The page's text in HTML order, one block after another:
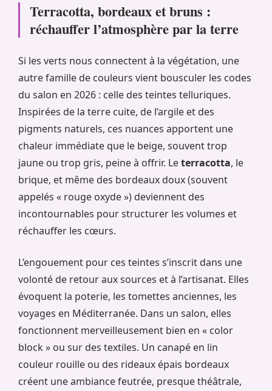
Terracotta, bordeaux et bruns :
réchauffer l’atmosphère par la terre
Si les verts nous connectent à la végétation, une
autre famille de couleurs vient bousculer les codes
du salon en 2026 : celle des teintes telluriques.
Inspirées de la terre cuite, de l’argile et des
pigments naturels, ces nuances apportent une
chaleur immédiate que le beige, souvent trop
jaune ou trop gris, peine à offrir. Leterracotta, le
brique, et même des bordeaux doux (souvent
appelés « rouge oxyde ») deviennent des
incontournables pour structurer les volumes et
réchauffer les cœurs.
L’engouement pour ces teintes s’inscrit dans une
volonté de retour aux sources et à l’artisanat. Elles
évoquent la poterie, les tomettes anciennes, les
voyages en Méditerranée. Dans un salon, elles
fonctionnent merveilleusement bien en « color
block » ou sur des textiles. Un canapé en lin
couleur rouille ou des rideaux épais bordeaux
créent une ambiance feutrée, presque théâtrale,